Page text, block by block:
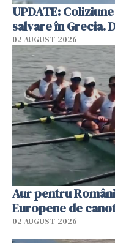
UPDATE:
salvare în Grecia.
02 AUGUST 2026
Aur pentru
Europene de
02 AUGUST 2026